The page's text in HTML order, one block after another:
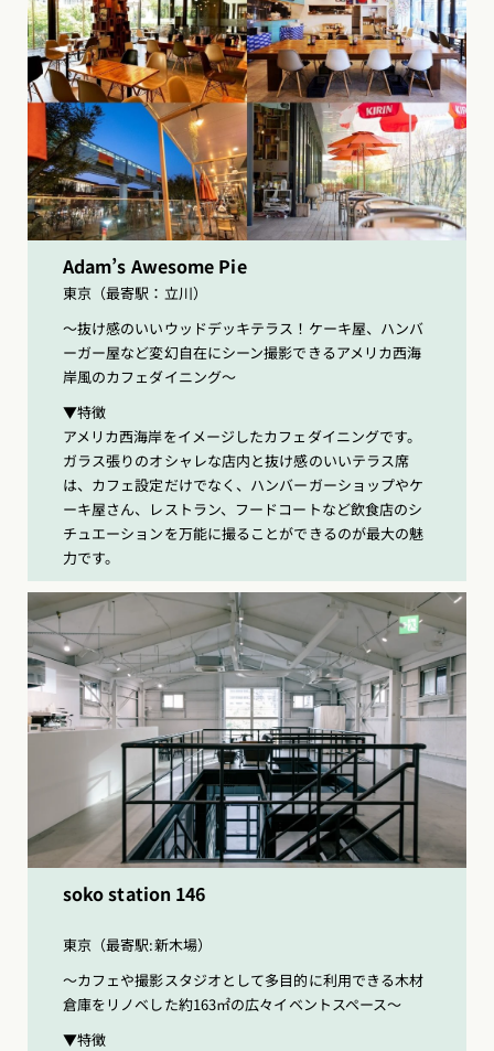
Adam’s Awesome Pie
東京（最寄駅：立川）
〜抜け感のいいウッドデッキテラス！ケーキ屋、ハンバ
ーガー屋など変幻自在にシーン撮影できるアメリカ西海
岸風のカフェダイニング〜
▼特徴
アメリカ西海岸をイメージしたカフェダイニングです。
ガラス張りのオシャレな店内と抜け感のいいテラス席
は、カフェ設定だけでなく、ハンバーガーショップやケ
ーキ屋さん、レストラン、フードコートなど飲食店のシ
チュエーションを万能に撮ることができるのが最大の魅
力です。
soko station 146
東京（最寄駅:新木場）
〜カフェや撮影スタジオとして多目的に利用できる木材
倉庫をリノベした約163㎡の広々イベントスペース〜
▼特徴